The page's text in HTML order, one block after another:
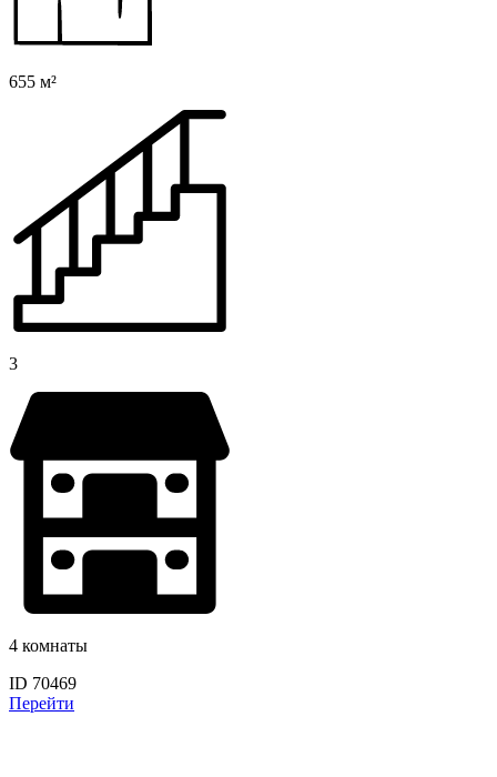
655 м²
3
4 комнаты
ID 70469
Перейти